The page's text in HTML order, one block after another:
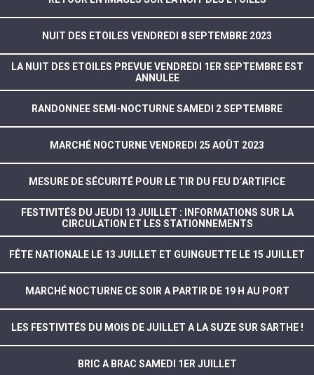
NUIT DES ETOILES VENDREDI 8 SEPTEMBRE 2023
LA NUIT DES ETOILES PREVUE VENDREDI 1ER SEPTEMBRE EST
ANNULEE
RANDONNEE SEMI-NOCTURNE SAMEDI 2 SEPTEMBRE
MARCHÉ NOCTURNE VENDREDI 25 AOÛT 2023
MESURE DE SÉCURITÉ POUR LE TIR DU FEU D’ARTIFICE
FESTIVITÉS DU JEUDI 13 JUILLET : INFORMATIONS SUR LA
CIRCULATION ET LES STATIONNEMENTS
FÊTE NATIONALE LE 13 JUILLET ET GUINGUETTE LE 15 JUILLET
MARCHÉ NOCTURNE CE SOIR A PARTIR DE 19 H AU PORT
LES FESTIVITÉS DU MOIS DE JUILLET A LA SUZE SUR SARTHE !
BRIC A BRAC SAMEDI 1ER JUILLET